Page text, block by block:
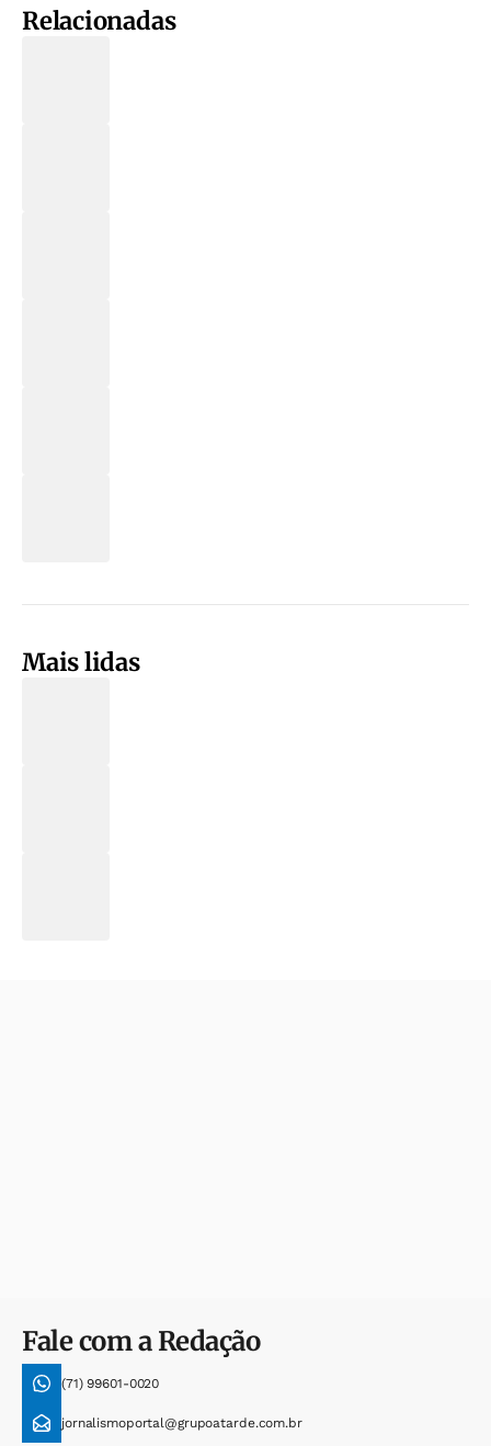
Relacionadas
Mais lidas
Fale com a Redação
(71) 99601-0020
jornalismoportal@grupoatarde.com.br